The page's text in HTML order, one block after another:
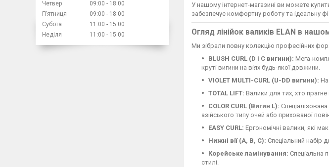
У нашому інтернет-магазині ви можете
забезпечує комфортну роботу та ідеальну
Огляд лінійок валиків ELAN в
Ми зібрали повну колекцію професійних
BLUSH CURL (D і C вигини): Мега-
круті вигини на віях будь-якої довжини.
VIOLET MULTI-CURL (U-DD вигини):
TOTAL LIFT: Валики для тих, хто
COLOR CURL (Вигин L):
азійського типу очей або прихованої
EASY CURL: Ергономічні валики, які
Нижні вії (А, В, С): Спеціальний набір
Корейське ламінування: Спеціальна
стилі.
Четвер
09:00
18:00
Пʼятниця
09:00
18:00
Субота
11:00
15:00
Неділя
11:00 15:00